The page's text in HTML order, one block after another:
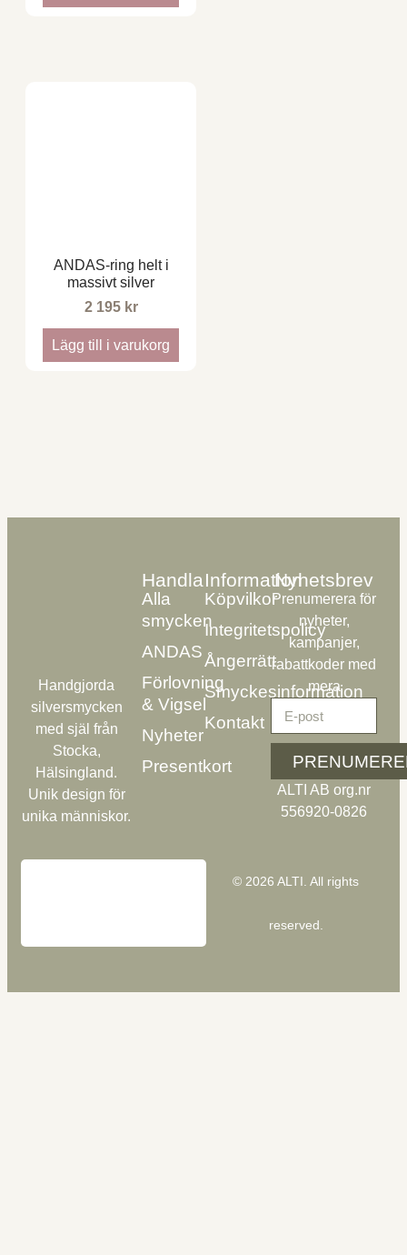
ANDAS-ring helt i
massivt silver
2 195 kr
Lägg till i varukorg
Handgjorda
silversmycken
med själ från
Stocka,
Hälsingland.
Unik design för
unika människor.
Handla
Alla
smycken
ANDAS
Förlovning
& Vigsel
Nyheter
Presentkort
Information
Köpvilkor
Integritetspolicy
Ångerrätt
Smyckesinformation
Kontakt
Nyhetsbrev
Prenumerera för
nyheter,
kampanjer,
rabattkoder med
mera
ALTI AB org.nr
556920-0826
© 2026 ALTI. All rights
reserved.